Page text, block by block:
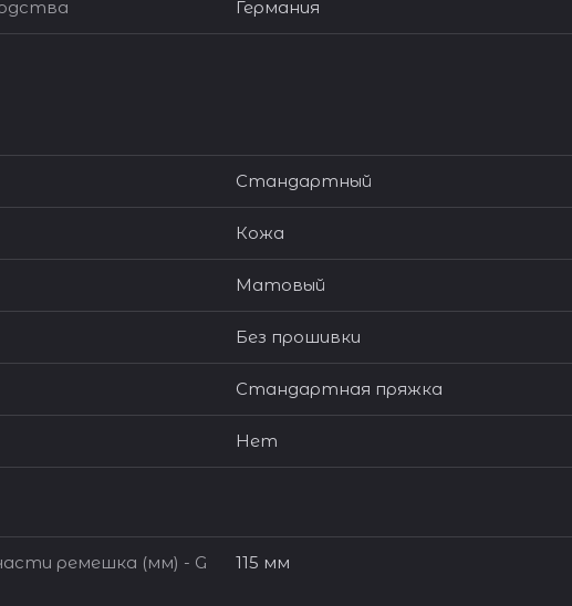
Германия
Стандартный
Кожа
Матовый
Без прошивки
Стандартная пряжка
Нет
ремешка (мм) - G 115 мм